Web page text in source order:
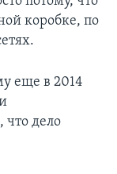
коробке, по
еще в 2014
что дело